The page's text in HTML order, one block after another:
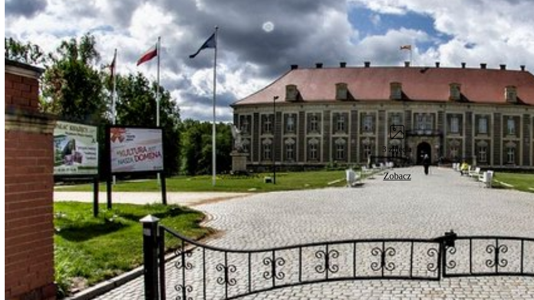
3 zdjęcia
Zobacz